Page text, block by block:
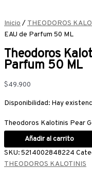
Inicio/ THEODOROS
EAU de Parfum 50 ML
Theodoros
Parfum 50 ML
$49.900
Disponibilidad: Hay
Theodoros Kalotinis Pear
Añadir al carrito
SKU:5214002848224
THEODOROS KALOTINIS